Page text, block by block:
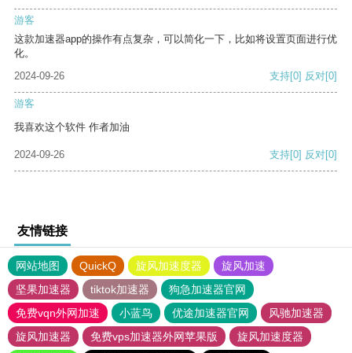
游客
这款加速器app的操作有点复杂，可以简化一下，比如将设置页面进行优
化。
2024-09-26
支持[0] 反对[0]
游客
我喜欢这个软件 作者加油
2024-09-26 支持[0] 反对[0]
友情链接
网站地图 QuickQ 旋风加速度器
旋风加速
坚果加速器
tiktok加速器
狗急加速器官网
免费vqn外网加速
小蓝鸟 优途加速器官网
风驰加速器
旋风加速器
免费vps加速器外网苹果版
旋风加速度器